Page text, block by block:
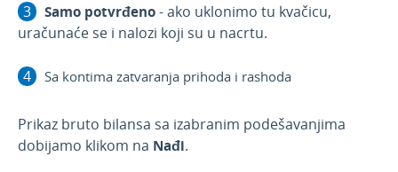
Samo potvrđeno- ako uklonimo tu kvačicu,
uračunaće se i nalozi koji su u nacrtu.
Sa kontima zatvaranja prihoda i rashoda
Prikaz bruto bilansa sa izabranim podešavanjima
dobijamo klikom na Nađi.